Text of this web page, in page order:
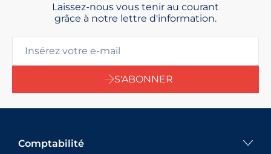
Laissez-nous vous tenir au courant
grâce à notre lettre d'information.
S'ABONNER
Comptabilité